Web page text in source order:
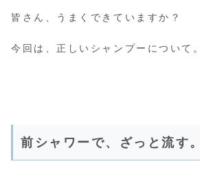
皆さん、うまくできていますか？
今回は、正しいシャンプーについて。
前シャワーで、ざっと流す。